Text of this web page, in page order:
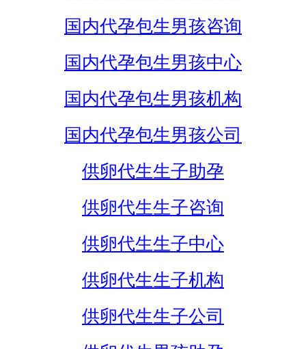
国内代孕包生男孩咨询
国内代孕包生男孩中心
国内代孕包生男孩机构
国内代孕包生男孩公司
供卵代生生子助孕
供卵代生生子咨询
供卵代生生子中心
供卵代生生子机构
供卵代生生子公司